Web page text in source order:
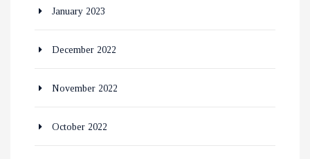
January 2023
December 2022
November 2022
October 2022